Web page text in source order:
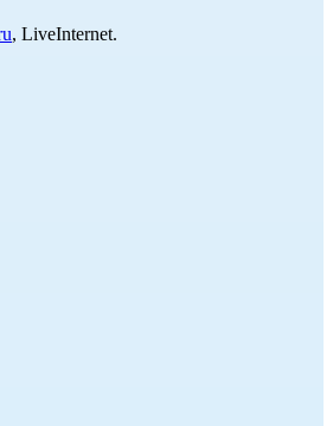
, LiveInternet.